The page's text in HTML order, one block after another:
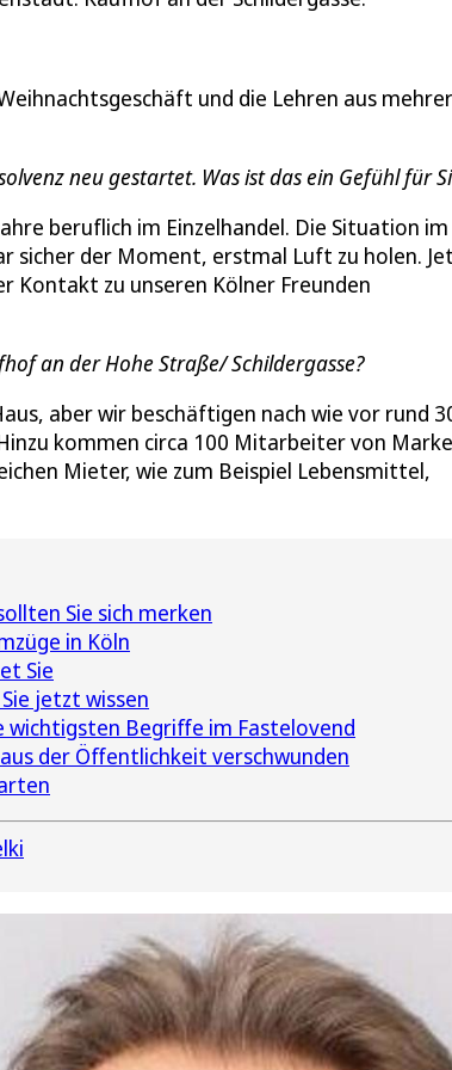
und die Lehren aus
neu gestartet. Was ist das ein Gefühl für
beruflich im Einzelhandel. Die Situation im
sicher der Moment, erstmal Luft zu holen.
Kontakt zu unseren Kölner Freunden
an der Hohe Straße/ Schildergasse?
aber wir beschäftigen nach wie vor rund
kommen circa 100 Mitarbeiter von
Mieter, wie zum Beispiel Lebensmittel,
Sie sich merken
in Köln
Sie
jetzt wissen
wichtigsten Begriffe im Fastelovend
der Öffentlichkeit verschwunden